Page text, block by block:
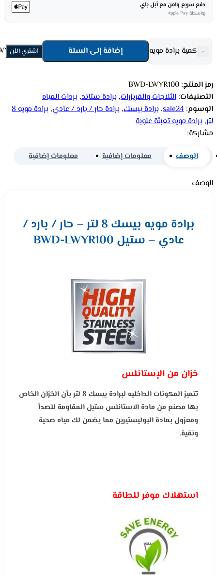
دفع سريع وآمن مع أبل باي
بواسطة Apple Pay
- كمية برادة مويه بيسك 8 لتر – حار / بارد / عادي – ستيل BWD-LWYR100 إضافة إلى السلة اشتري الأن
رمز المنتج: BWD-LWYR100
التصنيفات: الثلاجات والفريزرات, برادة ستاند, بردات المياه
الوسوم: sale24
, برادة بيسك, برادة حار / بارد / عادي,
برادة مويه 8
لتر, برادة مويه تعبئة علوية
مشاركة:
الوصف معلومات إضافية معلومات إضافية
الوصف
برادة مويه بيسك 8 لتر – حار / بارد /
عادي – ستيل BWD-LWYR100
خزان من الإستانلس
تتميز المكونات الداخليه لبرادة بيسك 8 لتر بأن الخزان الخاص
بها مصنع من مادة الاستانلس ستيل المقاومة للصدأ
ومعزول بمادة البوليستيرين مما يضمن لك مياه صحية
ونقية.
استهلاك موفر للطاقة